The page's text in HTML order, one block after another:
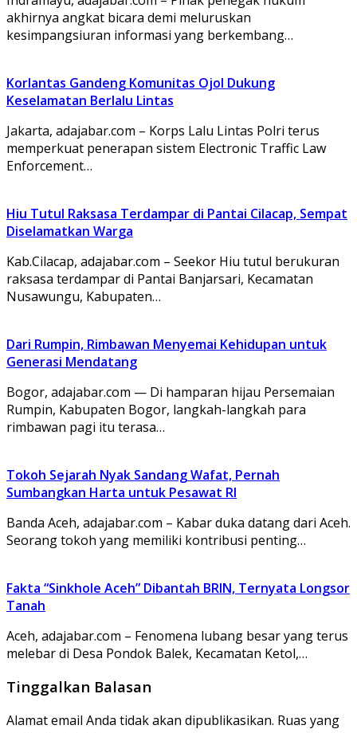
akhirnya angkat bicara demi meluruskan
kesimpangsiuran informasi yang berkembang…
Korlantas Gandeng Komunitas Ojol Dukung
Keselamatan Berlalu Lintas
Jakarta, adajabar.com – Korps Lalu Lintas Polri terus
memperkuat penerapan sistem Electronic Traffic Law
Enforcement…
Hiu Tutul Raksasa Terdampar di Pantai Cilacap, Sempat
Diselamatkan Warga
Kab.Cilacap, adajabar.com – Seekor Hiu tutul berukuran
raksasa terdampar di Pantai Banjarsari, Kecamatan
Nusawungu, Kabupaten…
Dari Rumpin, Rimbawan Menyemai Kehidupan untuk
Generasi Mendatang
Bogor, adajabar.com — Di hamparan hijau Persemaian
Rumpin, Kabupaten Bogor, langkah-langkah para
rimbawan pagi itu terasa…
Tokoh Sejarah Nyak Sandang Wafat, Pernah
Sumbangkan Harta untuk Pesawat RI
Banda Aceh, adajabar.com – Kabar duka datang dari Aceh.
Seorang tokoh yang memiliki kontribusi penting…
Fakta “Sinkhole Aceh” Dibantah BRIN, Ternyata Longsor
Tanah
Aceh, adajabar.com – Fenomena lubang besar yang terus
melebar di Desa Pondok Balek, Kecamatan Ketol,…
Tinggalkan Balasan
Alamat email Anda tidak akan dipublikasikan. Ruas yang